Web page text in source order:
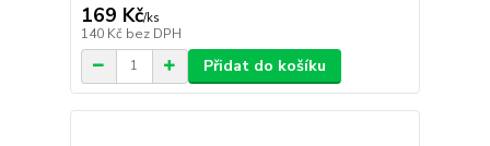
169 Kč/ks
140 Kč bez DPH
Přidat do košíku